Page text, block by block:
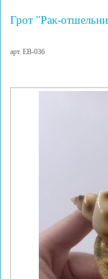
Грот "Рак-
арт. EB-036